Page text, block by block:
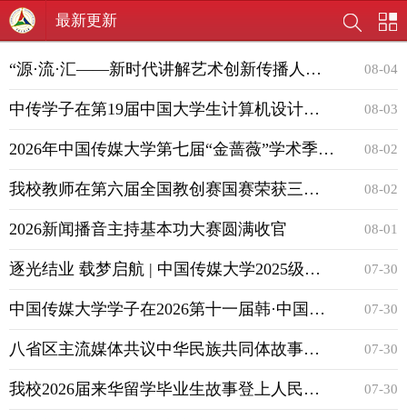
最新更新
08-04
“源·流·汇——新时代讲解艺术创新传播人才培养”汇报展演圆满举行
08-03
中传学子在第19届中国大学生计算机设计大赛（计算机音乐创作）中...
08-02
2026年中国传媒大学第七届“金蔷薇”学术季博士生创新论坛征稿启...
08-02
我校教师在第六届全国教创赛国赛荣获三等奖
08-01
2026新闻播音主持基本功大赛圆满收官
07-30
逐光结业 载梦启航 | 中国传媒大学2025级少数民族特培学员圆满结...
07-30
中国传媒大学学子在2026第十一届韩·中国际声乐大赛中喜获佳绩
07-30
八省区主流媒体共议中华民族共同体故事创新传播｜“团结路上一家...
07-30
​我校2026届来华留学毕业生故事登上人民日报客户端